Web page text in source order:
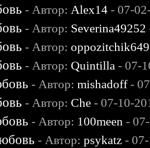
- Автор: Alex14 - 07-
- Автор: Severina49252
- Автор: oppozitchik649
- Автор: Quintilla - 07-
- Автор:mishadoff-
- Автор: Che - 07-10-
- Автор: 100meen -
- Автор:psykatz -